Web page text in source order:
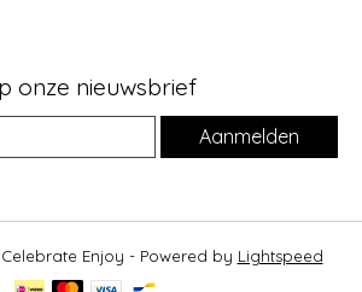
onze nieuwsbrief
Aanmelden
Enjoy - Powered by Lightspeed